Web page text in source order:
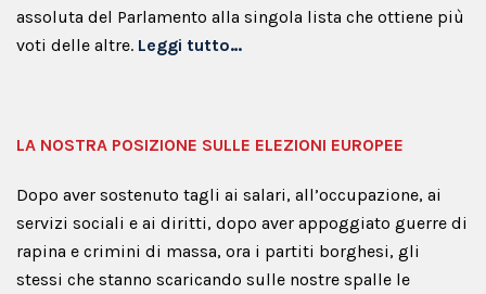
assoluta del Parlamento alla singola lista che ottiene più
voti delle altre. Leggi tutto…
LA NOSTRA POSIZIONE SULLE ELEZIONI EUROPEE
Dopo aver sostenuto tagli ai salari, all’occupazione, ai
servizi sociali e ai diritti, dopo aver appoggiato guerre di
rapina e crimini di massa, ora i partiti borghesi, gli
stessi che stanno scaricando sulle nostre spalle le